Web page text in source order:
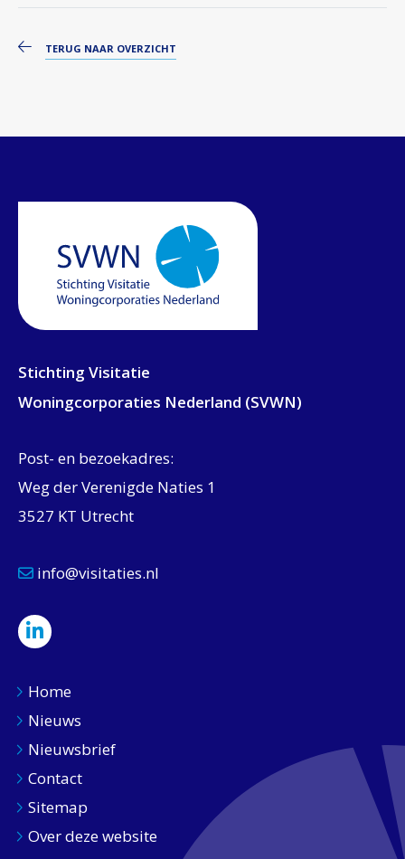
TERUG NAAR OVERZICHT
Stichting Visitatie
Woningcorporaties Nederland (SVWN)
Post- en bezoekadres:
Weg der Verenigde Naties 1
3527 KT Utrecht
info@visitaties.nl
Home
Nieuws
Nieuwsbrief
Contact
Sitemap
Over deze website